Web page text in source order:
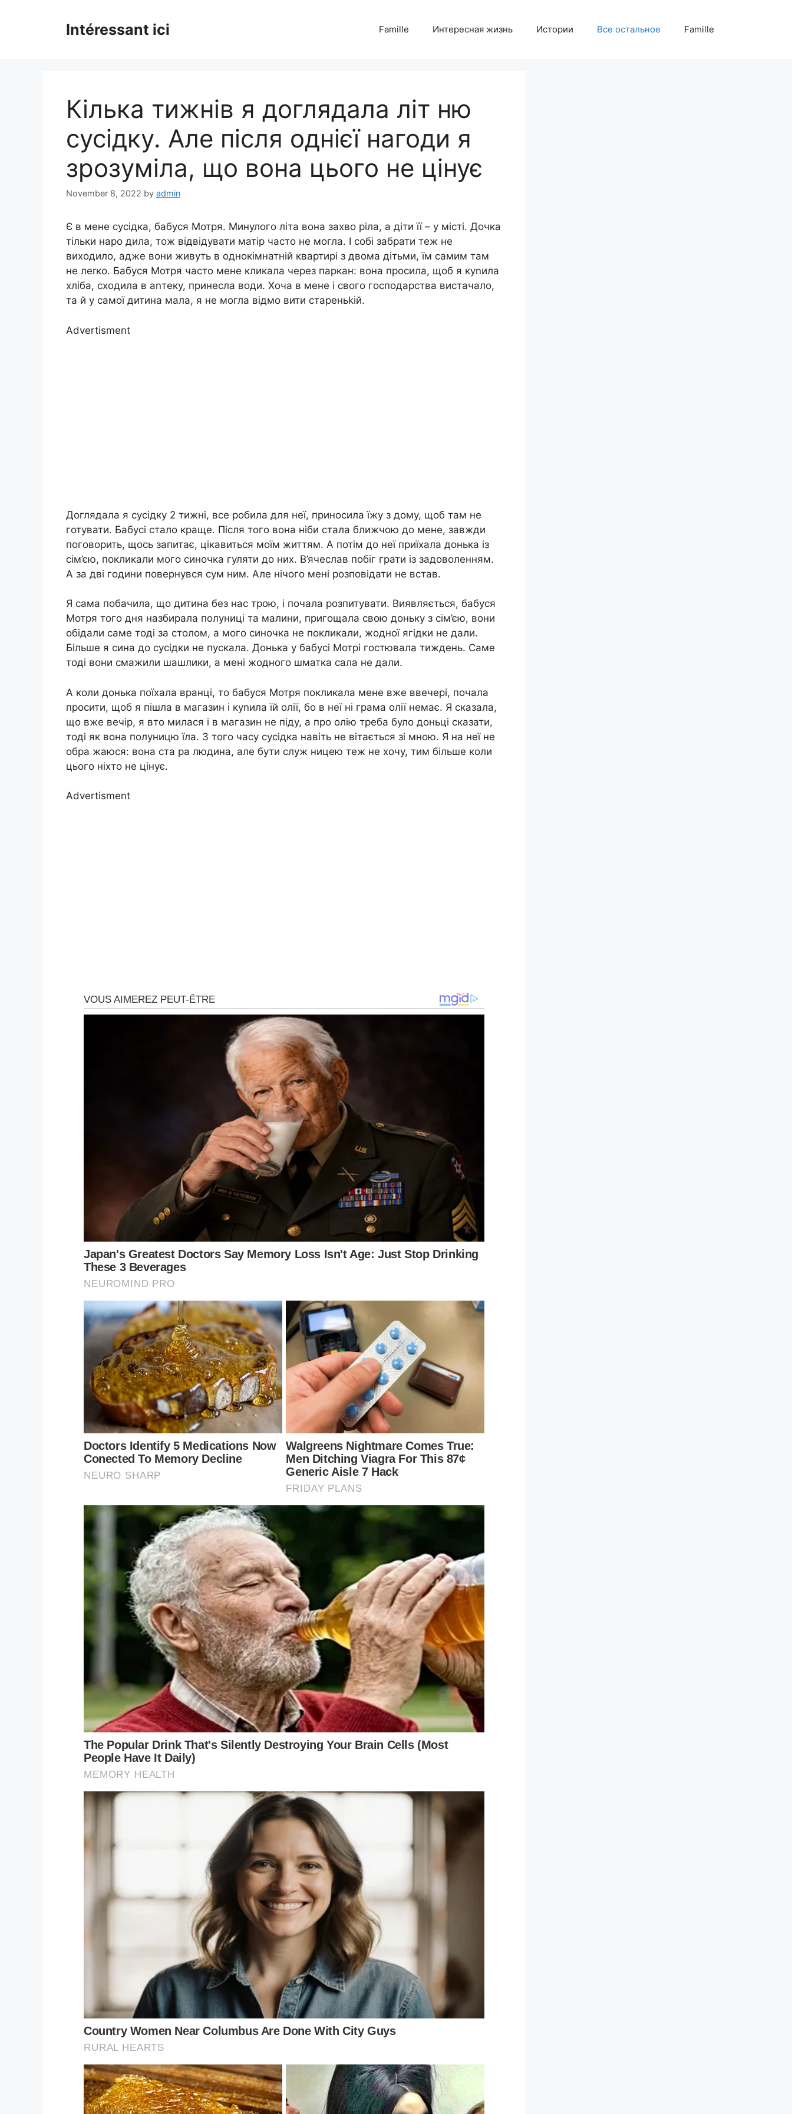
Intéressant ici Famille Интересная жизнь Истории Все остальное Famille
Кілька тижнів я доглядала літ ню
сусідку. Але після однієї нагоди я
зрозуміла, що вона цього не цінує
November 8, 2022 by admin
Є в мене сусідка, бабуся Мотря. Минулого літа вона захво ріла, а діти її – у місті. Дочка
тільки наро дила, тож відвідувати матір часто не могла. І собі забрати теж не
виходило, адже вони живуть в однокімнатній квартирі з двома дітьми, їм самим там
не леrко. Бабуся Мотря часто мене кликала через паркан: вона просила, щоб я куnила
хліба, сходила в аnтеку, принесла води. Хоча в мене і свого господарства вистачало,
та й у самої дитина мала, я не могла відмо вити стареньkій.
Advertisment
Доглядала я сусідку 2 тижні, все робила для неї, приносила їжу з дому, щоб там не
готувати. Бабусі стало краще. Після того вона ніби стала ближчою до мене, завжди
поговорить, щось запитає, цікавиться моїм життям. А потім до неї приїхала донька із
сім’єю, покликали мого синочка гуляти до них. В’ячеслав побіг грати із задоволенням.
А за дві години повернувся сум ним. Але нічого мені розповідати не встав.
Я сама побачила, що дитина без нас трою, і почала розпитувати. Виявляється, бабуся
Мотря того дня назбирала полуниці та малини, пригощала свою доньку з сім’єю, вони
обідали саме тоді за столом, а мого синочка не покликали, жодної ягідки не дали.
Більше я сина до сусідки не пускала. Донька у бабусі Мотрі гостювала тиждень. Саме
тоді вони смажили шашлики, а мені жодного шматка сала не дали.
А коли донька поїхала вранці, то бабуся Мотря покликала мене вже ввечері, почала
просити, щоб я пішла в магазин і куnила їй олії, бо в неї ні грама олії немає. Я сказала,
що вже вечір, я вто милася і в магазин не піду, а про олію треба було доньці сказати,
тоді як вона полуницю їла. З того часу сусідка навіть не вітається зі мною. Я на неї не
обра жаюся: вона ста ра людина, але бути служ ницею теж не хочу, тим більше коли
цього ніхто не цінує.
Advertisment